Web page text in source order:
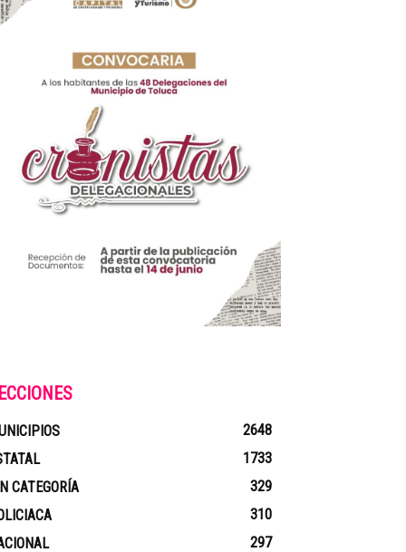
2648
1733
CATEGORÍA
329
310
297